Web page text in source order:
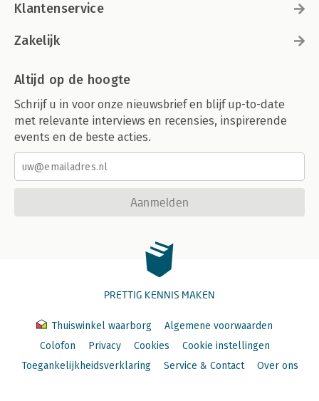
Klantenservice
Zakelijk
Altijd op de hoogte
Schrijf u in voor onze nieuwsbrief en blijf up-to-date
met relevante interviews en recensies, inspirerende
events en de beste acties.
Aanmelden
PRETTIG KENNIS MAKEN
Thuiswinkel waarborg
Algemene voorwaarden
Colofon
Privacy Cookies
Cookie instellingen
Toegankelijkheidsverklaring
Service & Contact Over ons